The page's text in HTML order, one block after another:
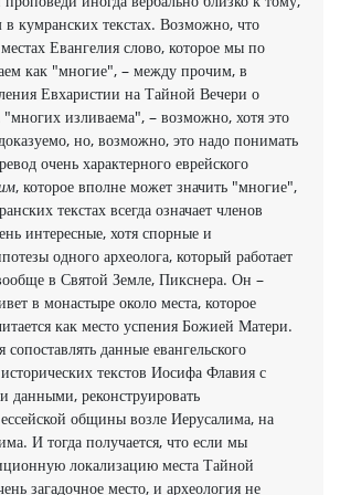
в кумранских текстах. Возможно, что
Евангелия слово, которое мы по
как "многие", – между прочим, в
Евхаристии на Тайной Вечери о
"многих изливаема", – возможно, хотя это
но, возможно, это надо понимать
очень характерного еврейского
, которое вполне может значить "многие",
текстах всегда означает членов
интересные, хотя спорные и
одного археолога, который работает
в Святой Земле, Пикснера. Он –
в монастыре около места, которое
как место успения Божией Матери.
данные евангельского
текстов Иосифа Флавия с
данными, реконструировать
общины возле Иерусалима, на
И тогда получается, что если мы
локализацию места Тайной
загадочное место, и археология не